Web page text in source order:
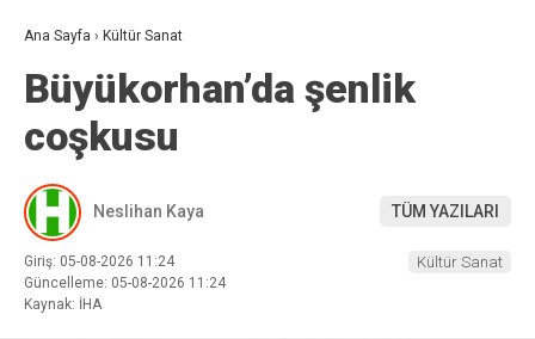
Ana Sayfa › Kültür Sanat
Büyükorhan’da şenlik
coşkusu
Neslihan Kaya TÜM YAZILARI
Giriş: 05-08-2026 11:24
Güncelleme: 05-08-2026 11:24
Kaynak: İHA
Kültür Sanat